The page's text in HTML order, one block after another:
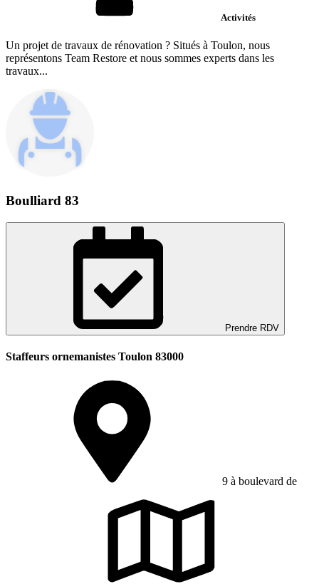
Activités
Un projet de travaux de rénovation ? Situés à Toulon, nous
représentons Team Restore et nous sommes experts dans les
travaux...
Boulliard 83
Prendre RDV
Staffeurs ornemanistes Toulon 83000
9 à boulevard de